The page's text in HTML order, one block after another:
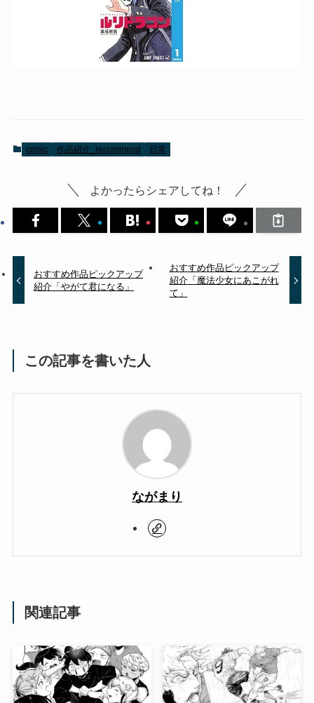
comic 作品紹介_recommend 日常
よかったらシェアしてね！
おすすめ作品ピックアップ
紹介「やがて君になる」
おすすめ作品ピックアップ
紹介「魔法少女にあこがれ
て」
この記事を書いた人
ながまり
関連記事